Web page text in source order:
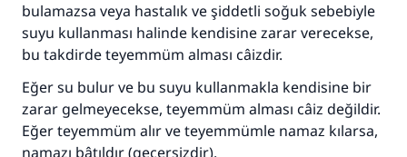
bulamazsa veya hastalık ve şiddetli soğuk sebebiyle
suyu kullanması halinde kendisine zarar verecekse,
bu takdirde teyemmüm alması câizdir.
Eğer su bulur ve bu suyu kullanmakla kendisine bir
zarar gelmeyecekse, teyemmüm alması câiz değildir.
Eğer teyemmüm alır ve teyemmümle namaz kılarsa,
namazı bâtıldır (geçersizdir).